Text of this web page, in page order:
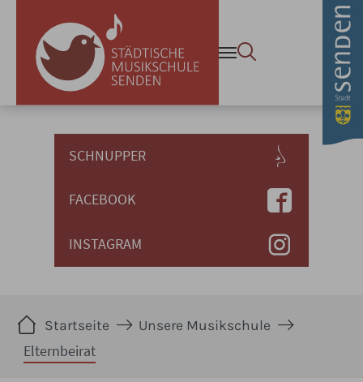
Zum Hauptinhalt springen
SCHNUPPER
FACEBOOK
INSTAGRAM
Startseite Unsere Musikschule
Elternbeirat